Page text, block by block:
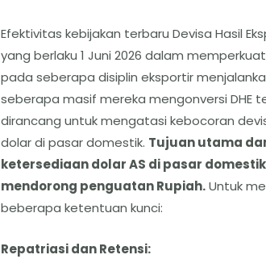
Efektivitas kebijakan terbaru Devisa Hasil
yang berlaku 1 Juni 2026 dalam
pada seberapa disiplin eksportir
seberapa masif mereka mengonversi DHE
dirancang untuk mengatasi kebocoran
dolar di pasar domestik. Tujuan utama
ketersediaan dolar AS di pasar
mendorong penguatan Rupiah.Untuk
beberapa ketentuan kunci:
Repatriasi dan Retensi: